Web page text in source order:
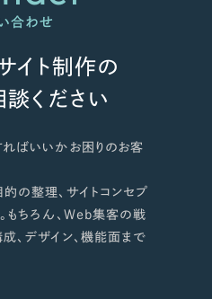
合わせ
イト制作の
ください
ばいいかお困りのお客
の整理、サイトコンセプ
もちろん、Web集客の戦
、デザイン、機能面まで